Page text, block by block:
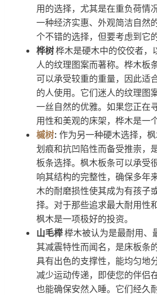
用的选择，尤其是在重负荷情
一种经济实惠、外观简洁自然
个不错的选择，但要考虑到它
桦树桦木是硬木中的佼佼者，
人的纹理图案而著称。桦木板
可以承受较重的重量，因此适
的人使用。它们迷人的纹理图
一丝自然的优雅。如果您正在
用性和美观的床架，桦木是一
槭树: 作为另一种硬木选择，
划痕和抗凹陷性而备受推崇，
板条选择。枫木板条可以承受
响其结构的完整性，确保多年
木的耐磨损性使其成为有孩子
择。对于那些追求最大耐用性
枫木是一项极好的投资。
山毛榉榉木被认为是最耐用、
其减震特性而闻名，是床板条
具有出色的支撑性，能均匀地
减少运动传递，即使您的伴侣
也能确保安然入睡。它们经久